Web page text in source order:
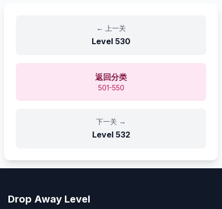
← 上一关
Level 530
返回分类
501-550
下一关 →
Level 532
Drop Away Level